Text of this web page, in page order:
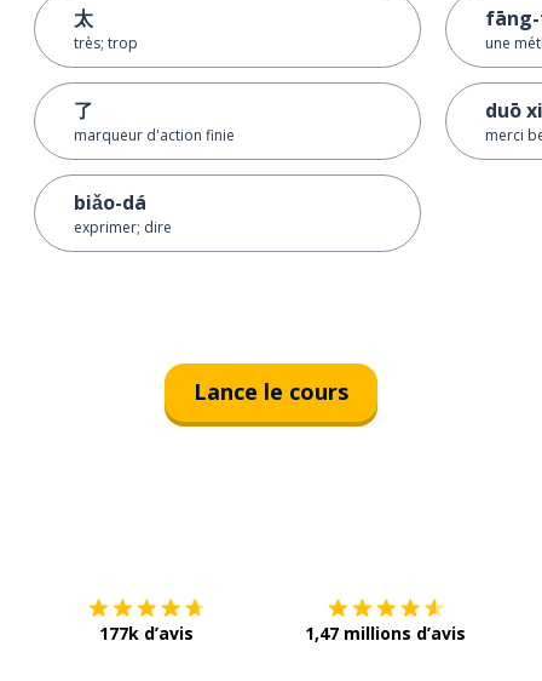
太
très; trop
了
marqueur d'action finie
biǎo-dá
exprimer; dire
une
duō
merci
Lance le cours
177k d’avis 1,47 millions d’avis